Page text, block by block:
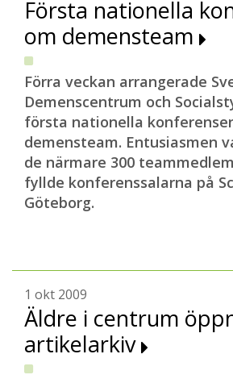
Första nationella
om demensteam
Förra veckan arrangerade
Demenscentrum och
första nationella
demensteam. Entusiasmen
de närmare 300
fyllde konferenssalarna på
Göteborg.
1 okt 2009
Äldre i centrum
artikelarkiv